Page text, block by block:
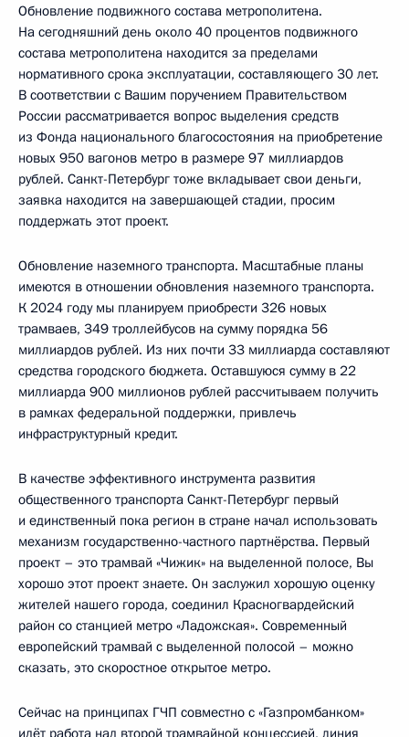
Обновление подвижного состава метрополитена.
На сегодняшний день около 40 процентов подвижного
состава метрополитена находится за пределами
нормативного срока эксплуатации, составляющего 30 лет.
В соответствии с Вашим поручением Правительством
России рассматривается вопрос выделения средств
из Фонда национального благосостояния на приобретение
новых 950 вагонов метро в размере 97 миллиардов
рублей. Санкт-Петербург тоже вкладывает свои деньги,
заявка находится на завершающей стадии, просим
поддержать этот проект.
Обновление наземного транспорта. Масштабные планы
имеются в отношении обновления наземного транспорта.
К 2024 году мы планируем приобрести 326 новых
трамваев, 349 троллейбусов на сумму порядка 56
миллиардов рублей. Из них почти 33 миллиарда составляют
средства городского бюджета. Оставшуюся сумму в 22
миллиарда 900 миллионов рублей рассчитываем получить
в рамках федеральной поддержки, привлечь
инфраструктурный кредит.
В качестве эффективного инструмента развития
общественного транспорта Санкт-Петербург первый
и единственный пока регион в стране начал использовать
механизм государственно-частного партнёрства. Первый
проект – это трамвай «Чижик» на выделенной полосе, Вы
хорошо этот проект знаете. Он заслужил хорошую оценку
жителей нашего города, соединил Красногвардейский
район со станцией метро «Ладожская». Современный
европейский трамвай с выделенной полосой – можно
сказать, это скоростное открытое метро.
Сейчас на принципах ГЧП совместно с «Газпромбанком»
идёт работа над второй трамвайной концессией, линия